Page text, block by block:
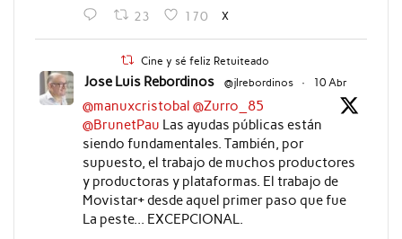
23 170 X
Cine y sé feliz Retuiteado
Jose Luis Rebordinos @jlrebordinos · 10 Abr
@manuxcristobal @Zurro_85
@BrunetPau Las ayudas públicas están
siendo fundamentales. También, por
supuesto, el trabajo de muchos productores
y productoras y plataformas. El trabajo de
Movistar+ desde aquel primer paso que fue
La peste... EXCEPCIONAL.